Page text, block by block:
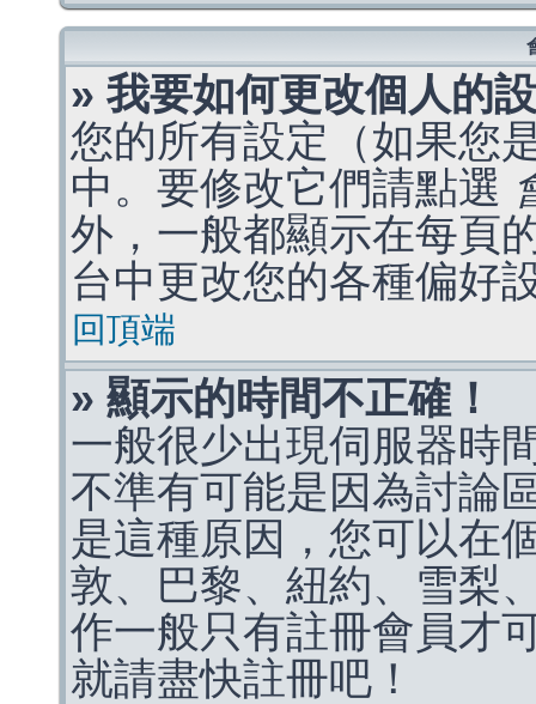
» 我要如何更改個人的
您的所有設定（如果您
中。要修改它們請點選
外，一般都顯示在每頁
台中更改您的各種偏好
回頂端
» 顯示的時間不正確！
一般很少出現伺服器時
不準有可能是因為討論
是這種原因，您可以在
敦、巴黎、紐約、雪梨
作一般只有註冊會員才
就請盡快註冊吧！